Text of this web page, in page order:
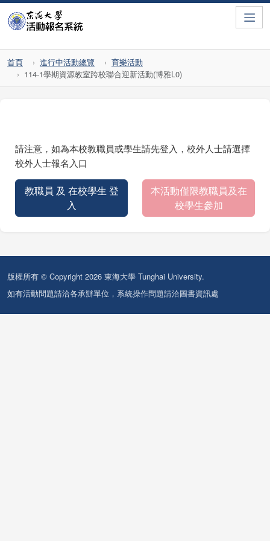
首頁 進行中活動總覽
育樂活動
114-1學期資源教室跨校聯合迎新活動(博雅L0)
請注意，如為本校教職員或學生請先登入，校外人士請選擇
校外人士報名入口
教職員 及 在校學生 登
入
本活動僅限教職員及在
校學生參加
版權所有 © Copyright 2026 東海大學 Tunghai University.
如有活動問題請洽各承辦單位，系統操作問題請洽圖書資訊處